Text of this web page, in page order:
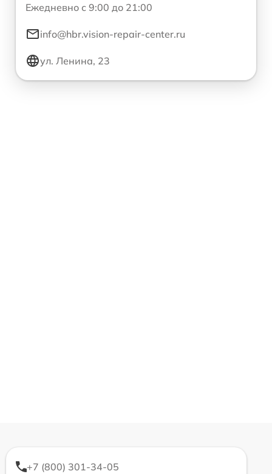
Ежедневно с 9:00 до 21:00
info@hbr.vision-repair-center.ru
ул. Ленина, 23
+7 (800) 301-34-05